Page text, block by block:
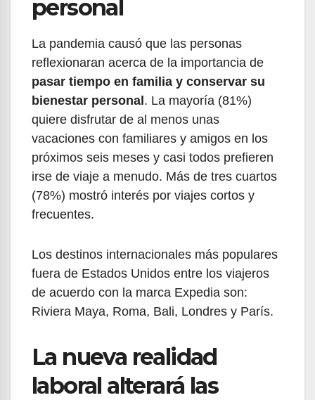
personal
La pandemia causó que las personas
reflexionaran acerca de la importancia de
pasar tiempo en familia y conservar su
bienestar personal . La mayoría (81%)
quiere disfrutar de al menos unas
vacaciones con familiares y amigos en los
próximos seis meses y casi todos prefieren
irse de viaje a menudo. Más de tres cuartos
(78%) mostró interés por viajes cortos y
frecuentes.
Los destinos internacionales más populares
fuera de Estados Unidos entre los viajeros
de acuerdo con la marca Expedia son:
Riviera Maya, Roma, Bali, Londres y París.
La nueva realidad
laboral alterará las